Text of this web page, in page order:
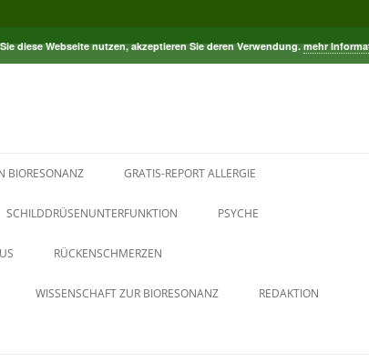
BIORESONANZ GRATIS-REPORT ALLERGIE
SCHILDDRÜSENUNTERFUNKTION PSYCHE
RÜCKENSCHMERZEN
WISSENSCHAFT ZUR BIORESONANZ REDAKTION
diese Webseite nutzen, akzeptieren Sie deren Verwendung.mehr